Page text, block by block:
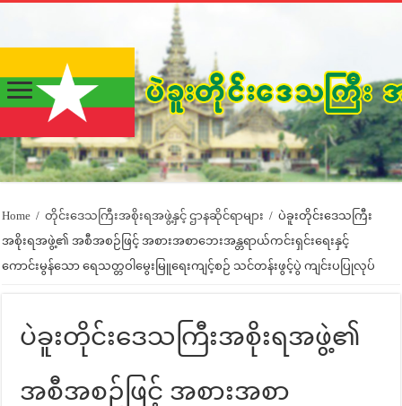
Home / တိုင်းဒေသကြီးအစိုးရအဖွဲ့နှင့် ဌာနဆိုင်ရာများ / ပဲခူးတိုင်းဒေသကြီး
အစိုးရအဖွဲ့၏ အစီအစဉ်ဖြင့် အစားအစာဘေးအန္တရာယ်ကင်းရှင်းရေးနှင့်
ကောင်းမွန်သော ရေသတ္တဝါမွေးမြူရေးကျင့်စဉ် သင်တန်းဖွင့်ပွဲ ကျင်းပပြုလုပ်
ပဲခူးတိုင်းဒေသကြီးအစိုးရအဖွဲ့၏
အစီအစဉ်ဖြင့် အစားအစာ